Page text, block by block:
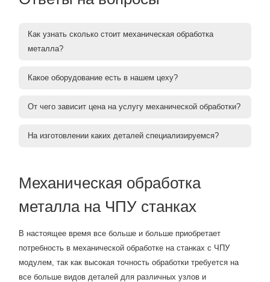
Как узнать сколько стоит механическая обработка
металла?
Какое оборудование есть в нашем цеху?
От чего зависит цена на услугу механической обработки?
На изготовлении каких деталей специализируемся?
Механическая обработка
металла на ЧПУ станках
В настоящее время все больше и больше приобретает
потребность в механической обработке на станках с ЧПУ
модулем, так как высокая точность обработки требуется на
все больше видов деталей для различных узлов и